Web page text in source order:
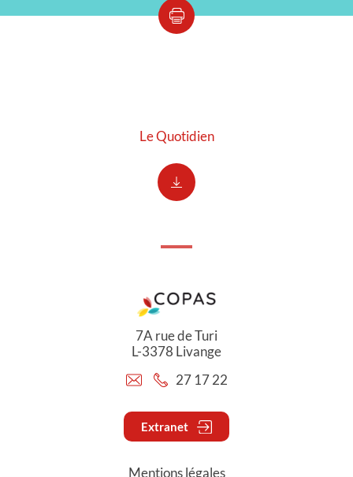
Le Quotidien
7A rue de Turi
L-3378 Livange
27 17 22
Extranet
Mentions légales